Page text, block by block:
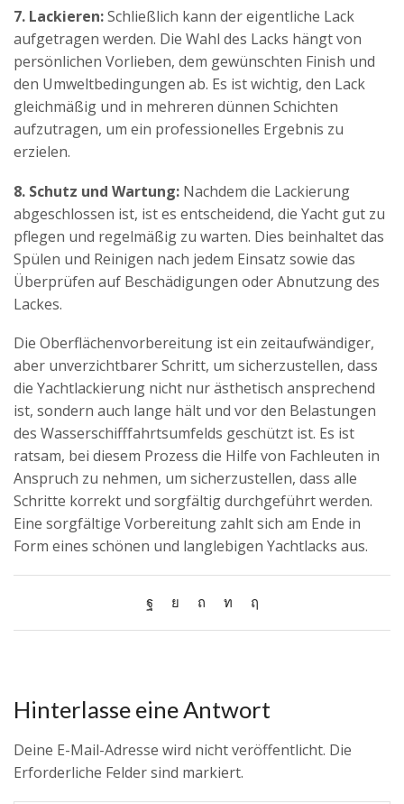
7. Lackieren:Schließlich kann der eigentliche Lack
aufgetragen werden. Die Wahl des Lacks hängt von
persönlichen Vorlieben, dem gewünschten Finish und
den Umweltbedingungen ab. Es ist wichtig, den Lack
gleichmäßig und in mehreren dünnen Schichten
aufzutragen, um ein professionelles Ergebnis zu
erzielen.
8. Schutz und Wartung: Nachdem die Lackierung
abgeschlossen ist, ist es entscheidend, die Yacht gut zu
pflegen und regelmäßig zu warten. Dies beinhaltet das
Spülen und Reinigen nach jedem Einsatz sowie das
Überprüfen auf Beschädigungen oder Abnutzung des
Lackes.
Die Oberflächenvorbereitung ist ein zeitaufwändiger,
aber unverzichtbarer Schritt, um sicherzustellen, dass
die Yachtlackierung nicht nur ästhetisch ansprechend
ist, sondern auch lange hält und vor den Belastungen
des Wasserschifffahrtsumfelds geschützt ist. Es ist
ratsam, bei diesem Prozess die Hilfe von Fachleuten in
Anspruch zu nehmen, um sicherzustellen, dass alle
Schritte korrekt und sorgfältig durchgeführt werden.
Eine sorgfältige Vorbereitung zahlt sich am Ende in
Form eines schönen und langlebigen Yachtlacks aus.
Hinterlasse eine Antwort
Deine E-Mail-Adresse wird nicht veröffentlicht. Die
Erforderliche Felder sind markiert.